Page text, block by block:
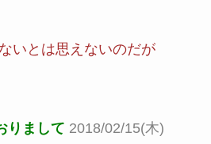
いとは思えないのだが
りまして 2018/02/15(木)